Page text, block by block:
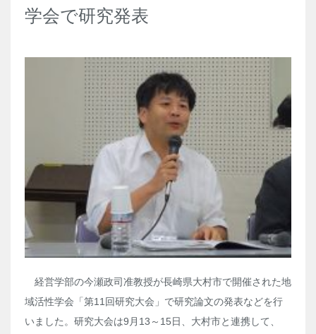
学会で研究発表
経営学部の今瀬政司准教授が長崎県大村市で開催された地
域活性学会「第11回研究大会」で研究論文の発表などを行
いました。研究大会は9月13～15日、大村市と連携して、